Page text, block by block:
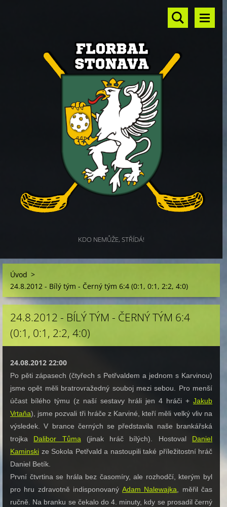
KDO NEMŮŽE, STŘÍDÁ!
Úvod >
24.8.2012 - Bílý tým - Černý tým 6:4 (0:1, 0:1, 2:2, 4:0)
24.8.2012 - BÍLÝ TÝM - ČERNÝ TÝM 6:4
(0:1, 0:1, 2:2, 4:0)
24.08.2012 22:00
Po pěti zápasech (čtyřech s Petřvaldem a jednom s Karvinou)
jsme opět měli bratrovražedný souboj mezi sebou. Pro menší
účast bílého týmu (z naší sestavy hráli jen 4 hráči +Jakub
Vrtaňa), jsme pozvali tři hráče z Karviné, kteří měli velký vliv na
výsledek. V brance černých se představila naše brankářská
trojka Dalibor Tůma (jinak hráč bílých). Hostoval Daniel
Kaminski ze Sokola Petřvald a nastoupili také příležitostní hráč
Daniel Betík.
První čtvrtina se hrála bez časomíry, ale rozhodčí, kterým byl
pro hru zdravotně indisponovanýAdam Nalewajka , měřil čas
ručně. Na branku se čekalo do 4. minuty, kdy se prosadil černý